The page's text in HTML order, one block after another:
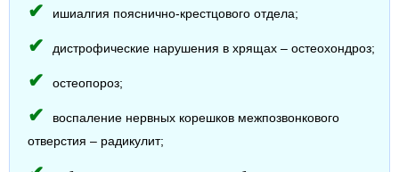
ишиалгия пояснично-крестцового отдела;
дистрофические нарушения в хрящах – остеохондроз;
остеопороз;
воспаление нервных корешков межпозвонкового
отверстия – радикулит;